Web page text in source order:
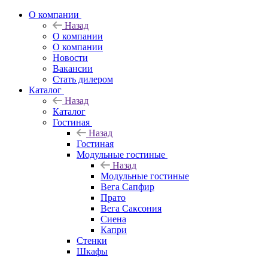
О компании
Назад
О компании
О компании
Новости
Вакансии
Стать дилером
Каталог
Назад
Каталог
Гостиная
Назад
Гостиная
Модульные гостиные
Назад
Модульные гостиные
Вега Сапфир
Прато
Вега Саксония
Сиена
Капри
Стенки
Шкафы